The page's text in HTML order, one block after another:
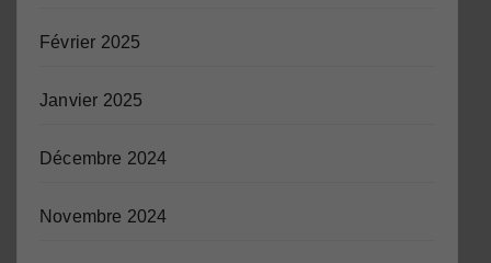
Février 2025
Janvier 2025
Décembre 2024
Novembre 2024